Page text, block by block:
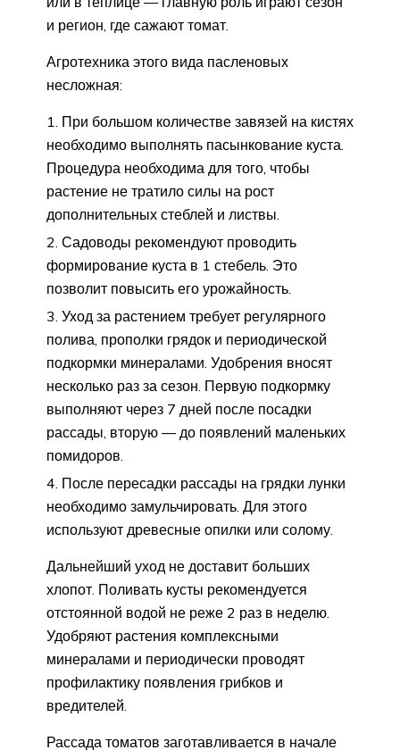
и регион, где сажают томат.
Агротехника этого вида пасленовых
несложная:
При большом количестве завязей на кистях
необходимо выполнять пасынкование куста.
Процедура необходима для того, чтобы
растение не тратило силы на рост
дополнительных стеблей и листвы.
Садоводы рекомендуют проводить
формирование куста в 1 стебель. Это
позволит повысить его урожайность.
Уход за растением требует регулярного
полива, прополки грядок и периодической
подкормки минералами. Удобрения вносят
несколько раз за сезон. Первую подкормку
выполняют через 7 дней после посадки
рассады, вторую — до появлений маленьких
помидоров.
После пересадки рассады на грядки лунки
необходимо замульчировать. Для этого
используют древесные опилки или солому.
Дальнейший уход не доставит больших
хлопот. Поливать кусты рекомендуется
отстоянной водой не реже 2 раз в неделю.
Удобряют растения комплексными
минералами и периодически проводят
профилактику появления грибков и
вредителей.
Рассада томатов заготавливается в начале